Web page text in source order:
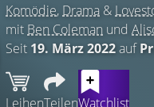
Komödie, Drama &
mit Ben Coleman und
Seit 19. März 2022auf
LeihenTeilenWatchlist